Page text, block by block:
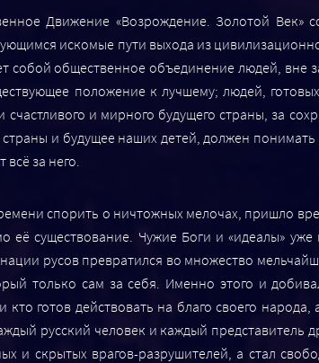
Движение «Возрождение. Золотой Век»
искомые пути выхода из
собой общественное объединение людей, вне
положение к лучшему; людей,
и мирного будущего страны, за
и будущее наших детей, должен
всё за него.
спорить о ничтожных мелочах, пришло
её существование. Чужие Боги и «идеалы»
русов превратился во множество
только сам за себя. Именно этого и
кто готов действовать на благо своего
русский человек и каждый представитель
и скрытых врагов-разрушителей, а стал